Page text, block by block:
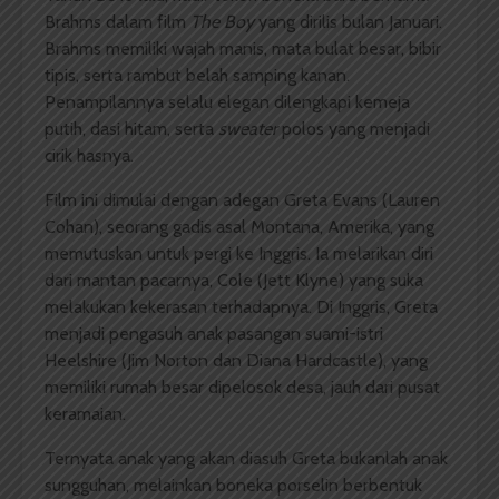
Brahms dalam film The Boyyang dirilis bulan Januari.
Brahms memiliki wajah manis, mata bulat besar, bibir
tipis, serta rambut belah samping kanan.
Penampilannya selalu elegan dilengkapi kemeja
putih, dasi hitam, serta sweaterpolos yang menjadi
cirik hasnya.
Film ini dimulai dengan adegan Greta Evans (Lauren
Cohan), seorang gadis asal Montana, Amerika, yang
memutuskan untuk pergi ke Inggris. Ia melarikan diri
dari mantan pacarnya, Cole (Jett Klyne) yang suka
melakukan kekerasan terhadapnya. Di Inggris, Greta
menjadi pengasuh anak pasangan suami-istri
Heelshire (Jim Norton dan Diana Hardcastle), yang
memiliki rumah besar dipelosok desa, jauh dari pusat
keramaian.
Ternyata anak yang akan diasuh Greta bukanlah anak
sungguhan, melainkan boneka porselin berbentuk